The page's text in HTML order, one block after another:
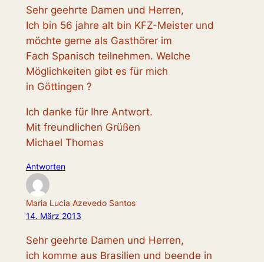
Sehr geehrte Damen und Herren,
Ich bin 56 jahre alt bin KFZ-Meister und
möchte gerne als Gasthörer im
Fach Spanisch teilnehmen. Welche
Möglichkeiten gibt es für mich
in Göttingen ?
Ich danke für Ihre Antwort.
Mit freundlichen Grüßen
Michael Thomas
Antworten
Maria Lucia Azevedo Santos
14. März 2013
Sehr geehrte Damen und Herren,
ich komme aus Brasilien und beende in